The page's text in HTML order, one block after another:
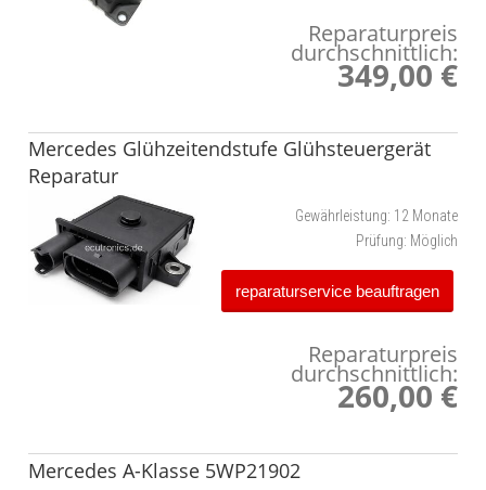
Reparaturpreis
durchschnittlich:
349,00 €
Mercedes Glühzeitendstufe Glühsteuergerät
Reparatur
Gewährleistung: 12 Monate
Prüfung: Möglich
reparaturservice beauftragen
Reparaturpreis
durchschnittlich:
260,00 €
Mercedes A-Klasse 5WP21902